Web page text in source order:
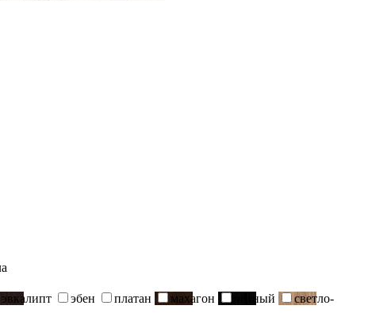
эвкалипт эбен платан махагон черный
светло-